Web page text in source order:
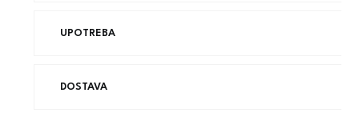
UPOTREBA
DOSTAVA